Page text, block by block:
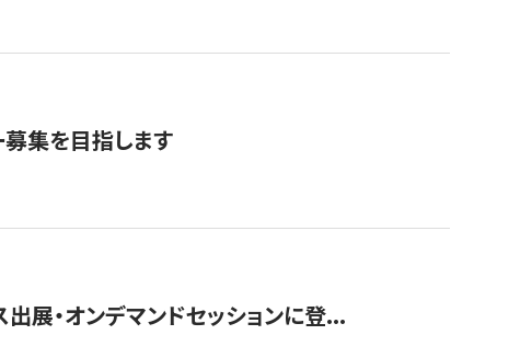
募集を目指します
出展・オンデマンドセッションに登...